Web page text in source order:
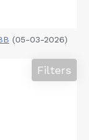
(05-03-2026)
Filters